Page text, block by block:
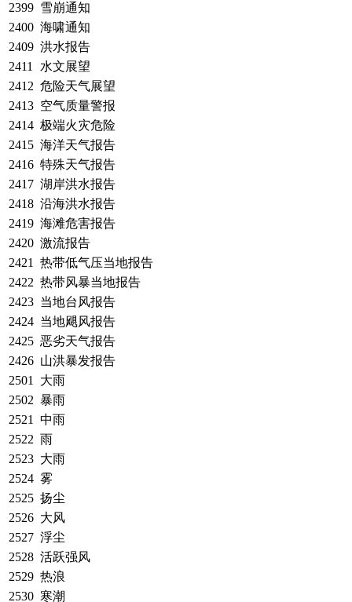
2399 雪崩通知
2400 海啸通知
2409 洪水报告
2411
水文展望
2412 危险天气展望
2413 空气质量警报
2414 极端火灾危险
2415 海洋天气报告
2416 特殊天气报告
2417 湖岸洪水报告
2418 沿海洪水报告
2419 海滩危害报告
2420 激流报告
2421
热带低气压当地报告
2422 热带风暴当地报告
2423 当地台风报告
2424 当地飓风报告
2425 恶劣天气报告
2426 山洪暴发报告
2501
大雨
2502 暴雨
2521
中雨
2522 雨
2523 大雨
2524 雾
2525 扬尘
2526 大风
2527 浮尘
2528 活跃强风
2529 热浪
2530 寒潮